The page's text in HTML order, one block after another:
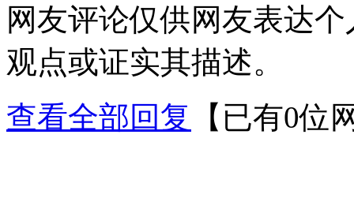
网友评论仅供网友表达
观点或证实其描述。
查看全部回复
【已有0位